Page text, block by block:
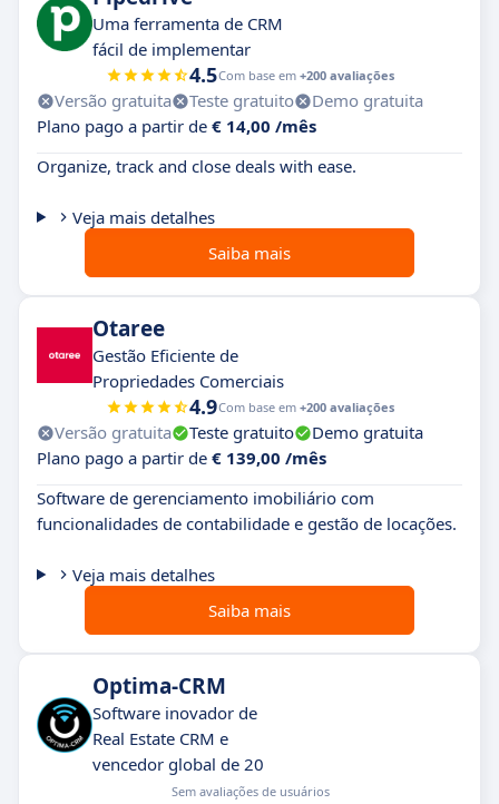
Uma ferramenta de CRM
fácil de implementar
4.5Com base em +200 avaliações
Versão gratuita Teste gratuito
Demo gratuita
Plano pago a partir de € 14,00 /mês
Organize, track and close deals with ease.
Veja mais detalhes
Saiba mais
Otaree
Gestão Eficiente de
Propriedades Comerciais
4.9Com base em +200 avaliações
Versão gratuita Teste gratuito
Demo gratuita
Plano pago a partir de € 139,00 /mês
Software de gerenciamento imobiliário com
funcionalidades de contabilidade e gestão de locações.
Veja mais detalhes
Saiba mais
Optima-CRM
Software inovador de
Real Estate CRM e
vencedor global de 20
Sem avaliações de usuários